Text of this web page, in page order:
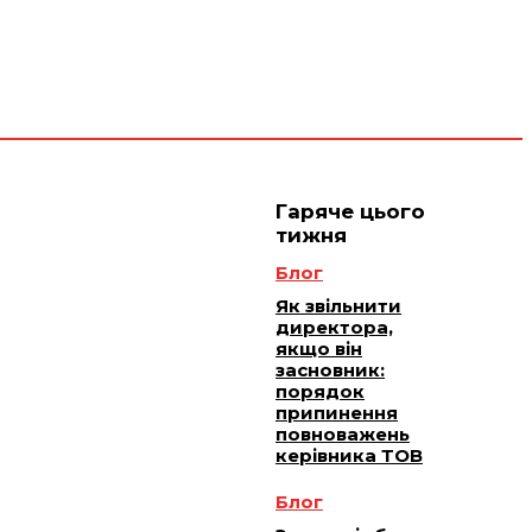
Гаряче цього
тижня
Блог
Як звільнити
директора,
якщо він
засновник:
порядок
припинення
повноважень
керівника ТОВ
Блог